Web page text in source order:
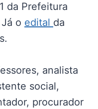
da Prefeitura
o edital da
analista
social,
procurador